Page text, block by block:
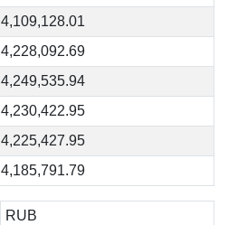
4,109,128.01
4,228,092.69
4,249,535.94
4,230,422.95
4,225,427.95
4,185,791.79
RUB